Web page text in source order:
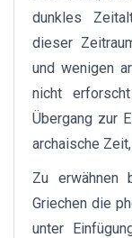
dunkles
dieser
und wenigen
nicht
Übergang zur
archaische
Zu
Griechen die
unter